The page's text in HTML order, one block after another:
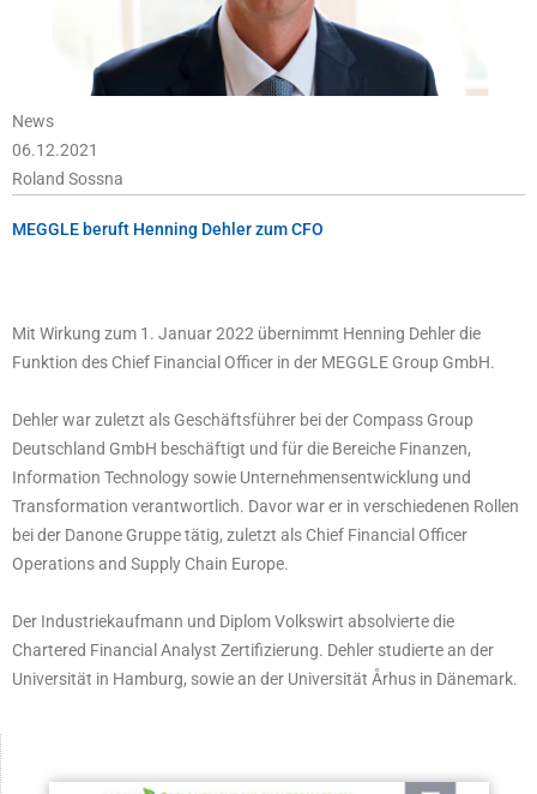
News
06.12.2021
Roland Sossna
MEGGLE beruft Henning Dehler zum CFO
Mit Wirkung zum 1. Januar 2022 übernimmt Henning Dehler die
Funktion des Chief Financial Officer in der MEGGLE Group GmbH.
Dehler war zuletzt als Geschäftsführer bei der Compass Group
Deutschland GmbH beschäftigt und für die Bereiche Finanzen,
Information Technology sowie Unternehmensentwicklung und
Transformation verantwortlich. Davor war er in verschiedenen Rollen
bei der Danone Gruppe tätig, zuletzt als Chief Financial Officer
Operations and Supply Chain Europe.
Der Industriekaufmann und Diplom Volkswirt absolvierte die
Chartered Financial Analyst Zertifizierung. Dehler studierte an der
Universität in Hamburg, sowie an der Universität Århus in Dänemark.